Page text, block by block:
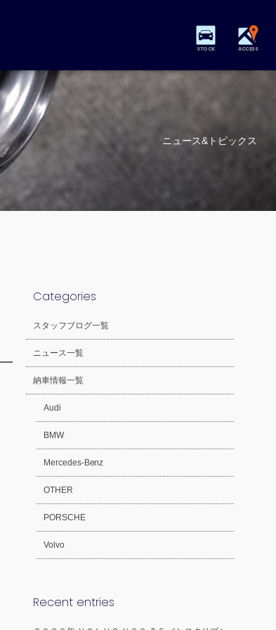
STOCK ACCESS
ニュース&トピックス
Categories
スタッフブログ一覧
ニュース一覧
納車情報一覧
Audi
BMW
Mercedes-Benz
OTHER
PORSCHE
Volvo
Recent entries